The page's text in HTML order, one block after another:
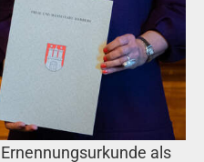
als